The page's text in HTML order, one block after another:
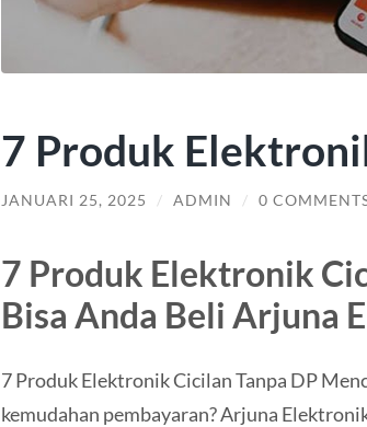
7 Produk
JANUARI 25, 2025 / ADMIN / 0
7 Produk Elektronik
Bisa Anda Beli Arjuna
7 Produk Elektronik Cicilan Tanpa DP
kemudahan pembayaran? Arjuna